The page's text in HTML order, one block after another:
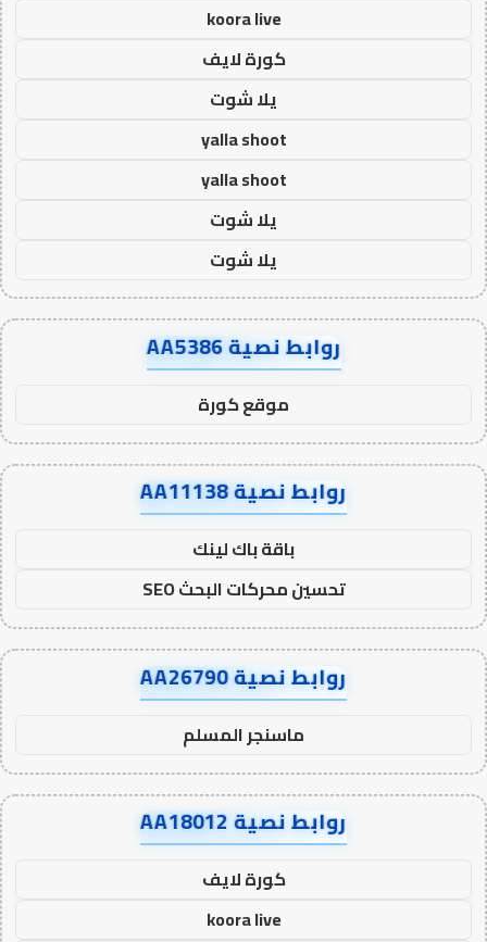
koora live
كورة لايف
يلا شوت
yalla shoot
yalla shoot
يلا شوت
يلا شوت
روابط نصية AA5386
موقع كورة
روابط نصية AA11138
باقة باك لينك
تحسين محركات البحث SEO
روابط نصية AA26790
ماسنجر المسلم
روابط نصية AA18012
كورة لايف
koora live